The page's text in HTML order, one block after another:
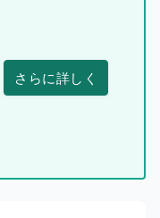
さらに詳しく